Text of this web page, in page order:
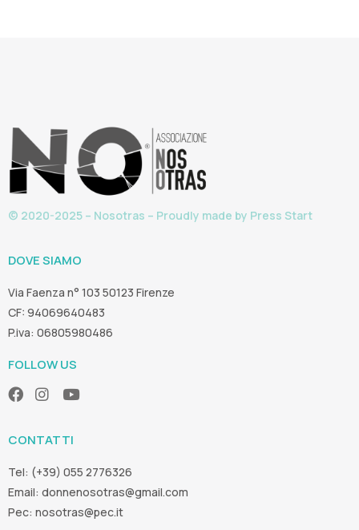
© 2020-2025 – Nosotras – Proudly made by Press Start
DOVE SIAMO
Via Faenza n° 103 50123 Firenze
CF: 94069640483
P.iva: 06805980486
FOLLOW US
CONTATTI
Tel: (+39) 055 2776326
Email: donnenosotras@gmail.com
Pec: nosotras@pec.it